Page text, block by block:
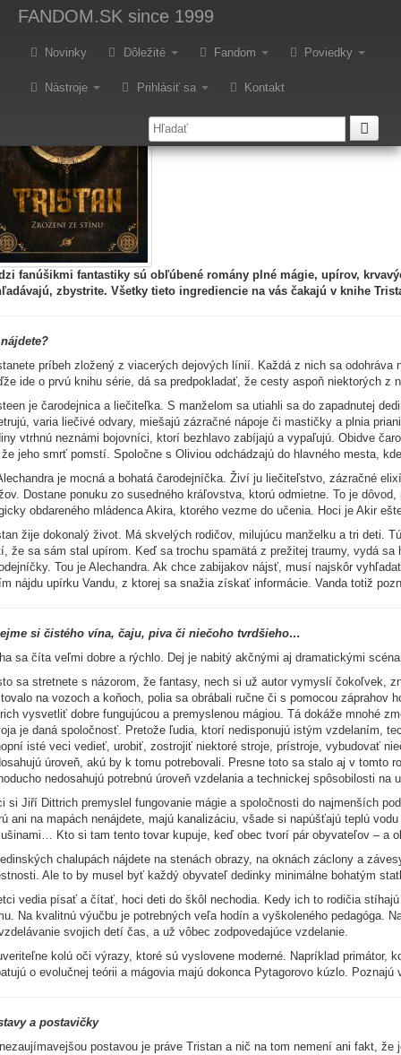
FANDOM.SK since 1999
Novinky Dôležité Fandom Poviedky
Nástroje Prihlásiť sa Kontakt
– Jiří Dittrich: Tristan -
fanúšikmi fantastiky sú obľúbené romány plné mágie, upírov,
zbystrite. Všetky tieto ingrediencie na vás čakajú v knihe
príbeh zložený z viacerých dejových línií. Každá z nich sa
ide o prvú knihu série, dá sa predpokladať, že cesty aspoň niektorých z
je čarodejnica a liečiteľka. S manželom sa utiahli sa do zapadnutej
varia liečivé odvary, miešajú zázračné nápoje či mastičky a plnia
vtrhnú neznámi bojovníci, ktorí bezhlavo zabíjajú a vypaľujú. Obidve
jeho smrť pomstí. Spoločne s Oliviou odchádzajú do hlavného mesta,
je mocná a bohatá čarodejníčka. Živí ju liečiteľstvo, zázračné
Dostane ponuku zo susedného kráľovstva, ktorú odmietne. To je
obdareného mládenca Akira, ktorého vezme do učenia. Hoci je Akir
žije dokonalý život. Má skvelých rodičov, milujúcu manželku a tri deti.
že sa sám stal upírom. Keď sa trochu spamätá z prežitej traumy, vydá
Tou je Alechandra. Ak chce zabijakov nájsť, musí najskôr
nájdu upírku Vandu, z ktorej sa snažia získať informácie. Vanda totiž
si čistého vína, čaju, piva či niečoho tvrdšieho…
sa číta veľmi dobre a rýchlo. Dej je nabitý akčnými aj dramatickými
sa stretnete s názorom, že fantasy, nech si už autor vymyslí čokoľvek,
na vozoch a koňoch, polia sa obrábali ručne či s pomocou
vysvetliť dobre fungujúcou a premyslenou mágiou. Tá dokáže mnohé
je daná spoločnosť. Pretože ľudia, ktorí nedisponujú istým vzdelaním,
isté veci vedieť, urobiť, zostrojiť niektoré stroje, prístroje, vybudovať
úroveň, akú by k tomu potrebovali. Presne toto sa stalo aj v
nedosahujú potrebnú úroveň vzdelania a technickej spôsobilosti na
si Jiří Dittrich premyslel fungovanie mágie a spoločnosti do najmenších
ani na mapách nenájdete, majú kanalizáciu, všade si napúšťajú teplú
Kto si tam tento tovar kupuje, keď obec tvorí pár obyvateľov – a
chalupách nájdete na stenách obrazy, na oknách záclony a
Ale to by musel byť každý obyvateľ dedinky minimálne bohatým
vedia písať a čítať, hoci deti do škôl nechodia. Kedy ich to rodičia
Na kvalitnú výučbu je potrebných veľa hodín a vyškoleného pedagóga.
svojich detí čas, a už vôbec zodpovedajúce vzdelanie.
kolú oči výrazy, ktoré sú vyslovene moderné. Napríklad
o evolučnej teórii a mágovia majú dokonca Pytagorovo kúzlo. Poznajú
a postavičky
postavou je práve Tristan a nič na tom nemení ani fakt,